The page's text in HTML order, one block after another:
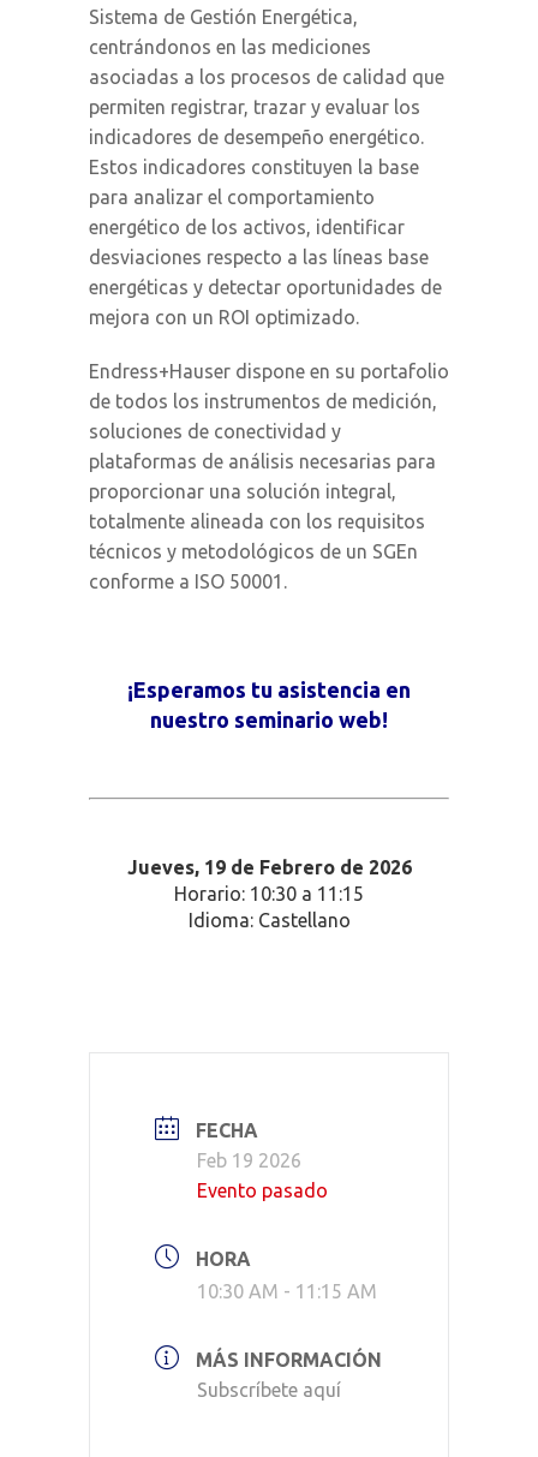
Sistema de Gestión Energética,
centrándonos en las mediciones
asociadas a los procesos de calidad que
permiten registrar, trazar y evaluar los
indicadores de desempeño energético.
Estos indicadores constituyen la base
para analizar el comportamiento
energético de los activos, identificar
desviaciones respecto a las líneas base
energéticas y detectar oportunidades de
mejora con un ROI optimizado.
Endress+Hauser dispone en su portafolio
de todos los instrumentos de medición,
soluciones de conectividad y
plataformas de análisis necesarias para
proporcionar una solución integral,
totalmente alineada con los requisitos
técnicos y metodológicos de un SGEn
conforme a ISO 50001.
¡Esperamos tu asistencia en
nuestro seminario web!
Jueves, 19de Febrero de 2026
Horario: 10:30 a 11:15
Idioma: Castellano
FECHA
Feb 19 2026
Evento pasado
HORA
10:30 AM - 11:15 AM
MÁS INFORMACIÓN
Subscríbete aquí